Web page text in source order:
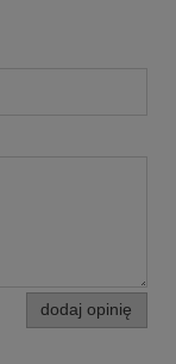
dodaj opinię